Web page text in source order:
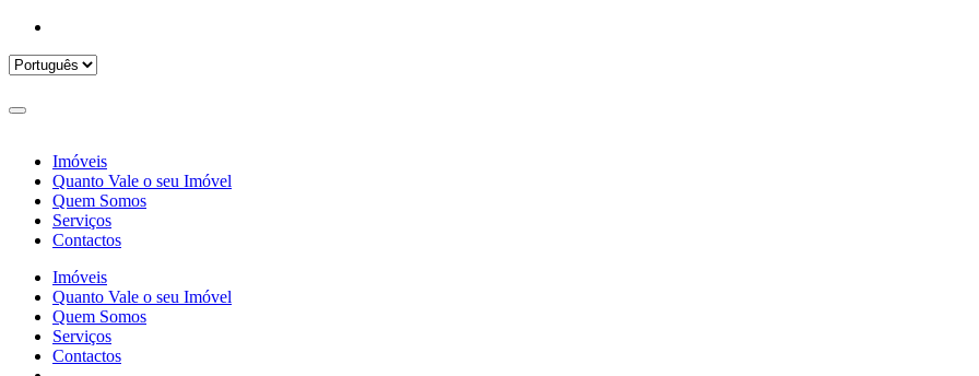
Imóveis
Quanto Vale o seu Imóvel
Quem Somos
Serviços
Contactos
Imóveis
Quanto Vale o seu Imóvel
Quem Somos
Serviços
Contactos